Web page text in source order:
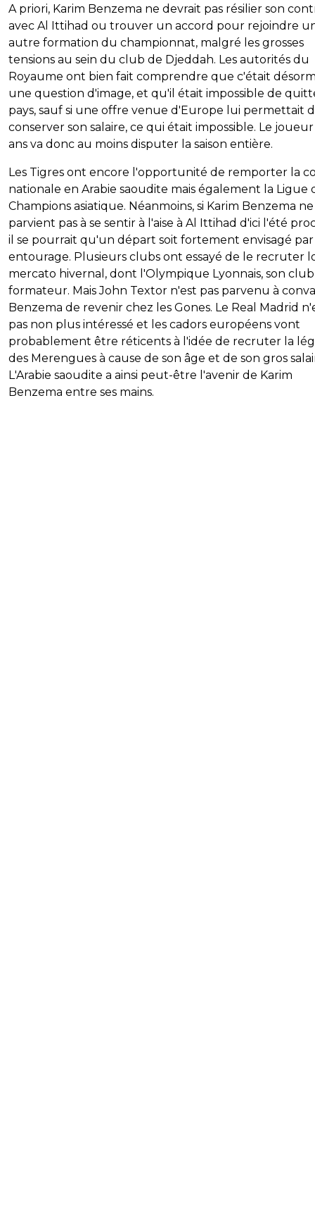
A priori, Karim Benzema ne devrait pas résilier son
avec Al Ittihad ou trouver un accord pour rejoindre
autre formation du championnat, malgré les grosses
tensions au sein du club de Djeddah. Les autorités du
Royaume ont bien fait comprendre que c'était
une question d'image, et qu'il était impossible de
pays, sauf si une offre venue d'Europe lui permettait
conserver son salaire, ce qui était impossible. Le
ans va donc au moins disputer la saison entière.
Les Tigres ont encore l'opportunité de remporter la
nationale en Arabie saoudite mais également la Ligue
Champions asiatique. Néanmoins, si Karim Benzema ne
parvient pas à se sentir à l'aise à Al Ittihad d'ici l'été
il se pourrait qu'un départ soit fortement envisagé par
entourage. Plusieurs clubs ont essayé de le recruter
mercato hivernal, dont l'Olympique Lyonnais, son club
formateur. Mais John Textor n'est pas parvenu à
Benzema de revenir chez les Gones. Le Real Madrid
pas non plus intéressé et les cadors européens vont
probablement être réticents à l'idée de recruter la
des Merengues à cause de son âge et de son gros
L'Arabie saoudite a ainsi peut-être l'avenir de Karim
Benzema entre ses mains.